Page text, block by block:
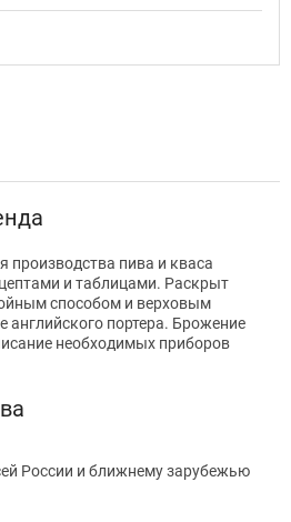
производства пива и кваса
и таблицами. Раскрыт
способом и верховым
английского портера. Брожение
необходимых приборов
России и ближнему зарубежью